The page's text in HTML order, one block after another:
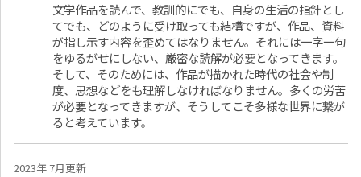
文学作品を読んで、教訓的にでも、自身の生活の指針とし
てでも、どのように受け取っても結構ですが、作品、資料
が指し示す内容を歪めてはなりません。それには一字一句
をゆるがせにしない、厳密な読解が必要となってきます。
そして、そのためには、作品が描かれた時代の社会や制
度、思想などをも理解しなければなりません。多くの労苦
が必要となってきますが、そうしてこそ多様な世界に繋が
ると考えています。
2023年 7月更新